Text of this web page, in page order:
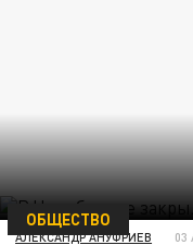
ОБЩЕСТВО
АЛЕКСАНДР АНУФРИЕВ 03